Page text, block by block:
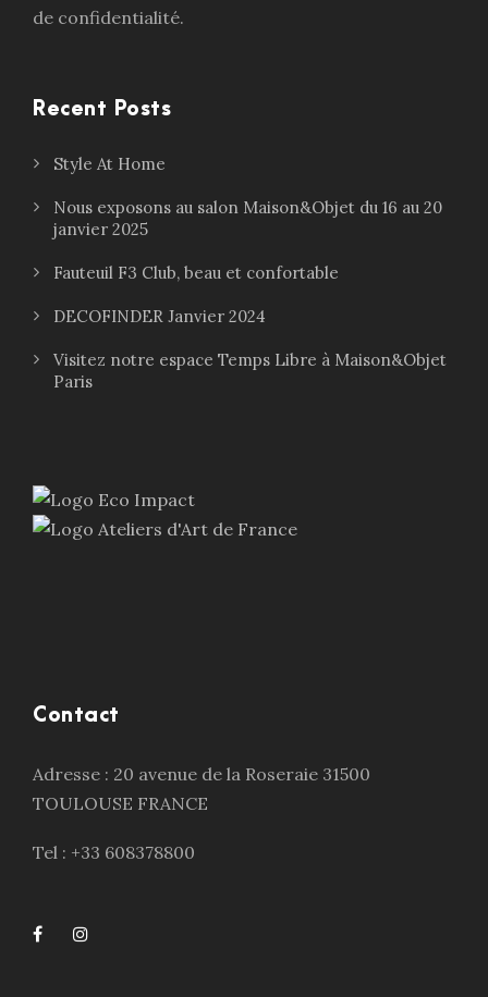
de confidentialité.
Recent Posts
Style At Home
Nous exposons au salon Maison&Objet du 16 au 20
janvier 2025
Fauteuil F3 Club, beau et confortable
DECOFINDER Janvier 2024
Visitez notre espace Temps Libre à Maison&Objet
Paris
Contact
Adresse : 20 avenue de la Roseraie 31500
TOULOUSE FRANCE
Tel : +33 608378800